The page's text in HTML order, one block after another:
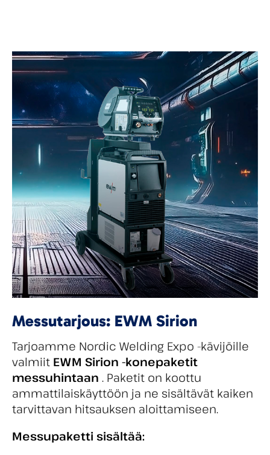
Messutarjous: EWM Sirion
Tarjoamme Nordic Welding Expo -kävijöille
valmiit EWM Sirion -konepaketit
messuhintaan . Paketit on koottu
ammattilaiskäyttöön ja ne sisältävät kaiken
tarvittavan hitsauksen aloittamiseen.
Messupaketti sisältää: